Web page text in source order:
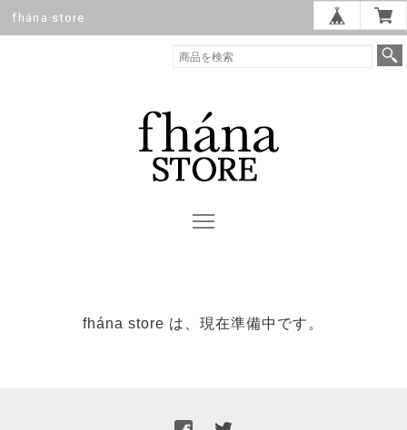
fhána store
fhána store は、現在準備中です。